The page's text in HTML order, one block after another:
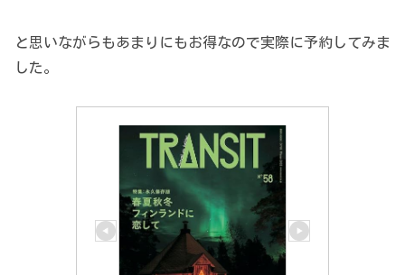
と思いながらもあまりにもお得なので実際に予約してみま
した。